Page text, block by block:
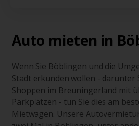
Auto mieten in
Wenn Sie Böblingen und die
Stadt erkunden wollen - darunter
Shoppen im Breuningerland mit
Parkplätzen - tun Sie dies am
Mietwagen. Unsere